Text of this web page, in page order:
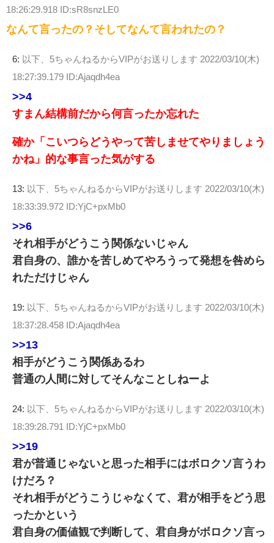
18:26:29.918 ID:sR8snzLE0
なんて言ったの？そしてなんて言われたの？
6: 以下、5ちゃんねるからVIPがお送りします 2022/03/10(木)
18:27:39.179 ID:Ajaqdh4ea
>>4
すまん結構前だから何言ったか忘れた
確か「こいつらどうやって苦しませてやりましょう
かね」的な事言った気がする
13: 以下、5ちゃんねるからVIPがお送りします 2022/03/10(木)
18:33:39.972 ID:YjC+pxMb0
>>6
それ相手がどうこう関係ないじゃん
君自身の、誰かを苦しめてやろうって発想を咎めら
れただけじゃん
19: 以下、5ちゃんねるからVIPがお送りします 2022/03/10(木)
18:37:28.458 ID:Ajaqdh4ea
>>13
相手がどうこう関係あるわ
普通の人間に対してそんなことしねーよ
24: 以下、5ちゃんねるからVIPがお送りします 2022/03/10(木)
18:39:28.791 ID:YjC+pxMb0
>>19
君が普通じゃないと思った相手にはボロクソ言うわ
けだろ？
それ相手がどうこうじゃなくて、君が相手をどう思
ったかという
君自身の価値観で判断して、君自身がボロクソ言っ